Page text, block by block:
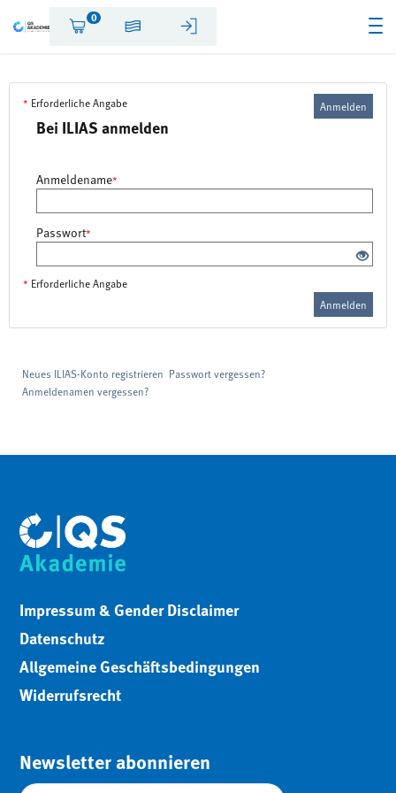
0
Anmelden
* Erforderliche Angabe
Bei ILIAS anmelden
Anmeldename*
Passwort*
* Erforderliche Angabe
Anmelden
Neues ILIAS-Konto registrieren Passwort vergessen?
Anmeldenamen vergessen?
Impressum & Gender Disclaimer
Datenschutz
Allgemeine Geschäftsbedingungen
Widerrufsrecht
Newsletter abonnieren